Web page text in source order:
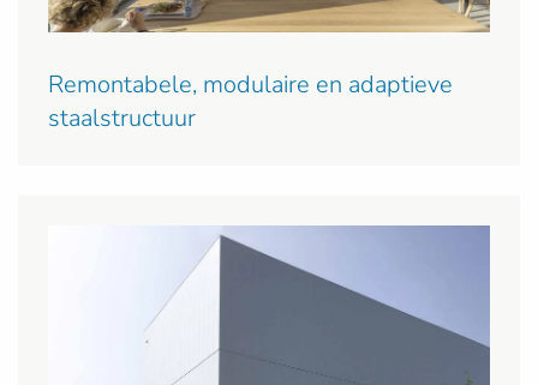
Remontabele, modulaire en adaptieve
staalstructuur